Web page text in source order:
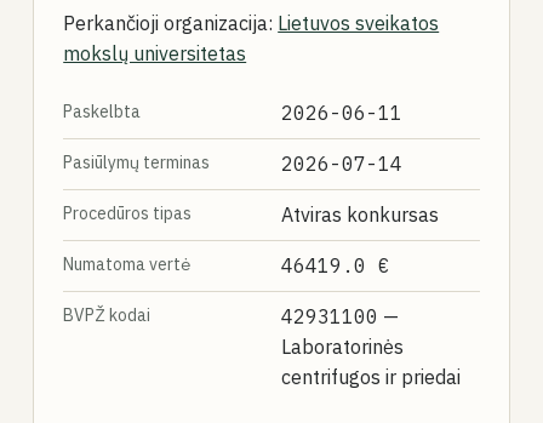
Perkančioji organizacija: Lietuvos sveikatos
mokslų universitetas
Paskelbta 2026-06-11
Pasiūlymų terminas 2026-07-14
Procedūros tipas Atviras konkursas
Numatoma vertė 46419.0 €
BVPŽ kodai 42931100 —
Laboratorinės
centrifugos ir priedai